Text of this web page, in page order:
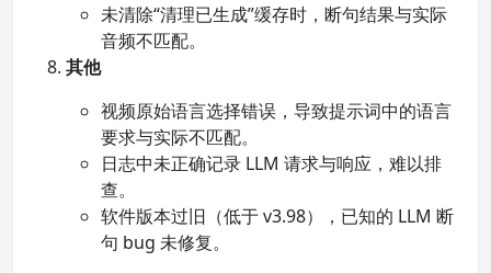
未清除“清理已生成”缓存时，断句结果与实际
音频不匹配。
其他
视频原始语言选择错误，导致提示词中的语言
要求与实际不匹配。
日志中未正确记录 LLM 请求与响应，难以排
查。
软件版本过旧（低于 v3.98），已知的 LLM 断
句 bug 未修复。